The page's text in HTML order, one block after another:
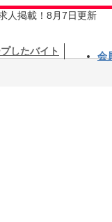
人掲載！8月7日更新
したバイト 会